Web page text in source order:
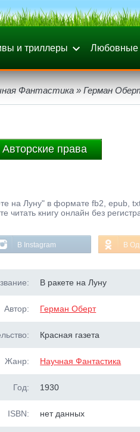
и триллеры Любовные
Фантастика » Герман
Авторские права
на Луну" в формате fb2, epub,
читать книгу онлайн без
В Instagram В
В ракете на Луну
Автор: Герман Оберт
Красная газета
Жанр: Научная Фантастика
Год: 1930
ISBN: нет данных